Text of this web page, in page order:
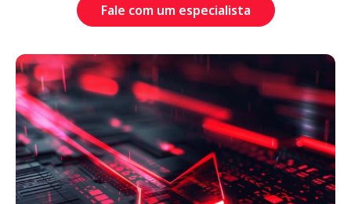
Fale com um especialista